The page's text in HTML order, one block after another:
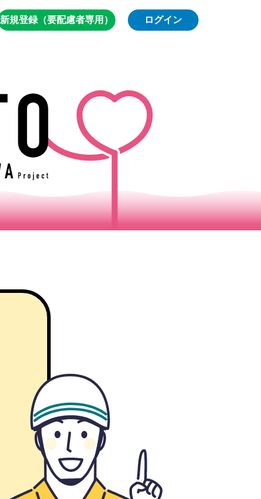
新規登録（要配慮者専用） ログイン